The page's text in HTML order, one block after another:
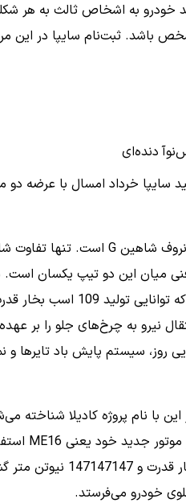
خودرو به اشخاص ثالث به هر
باشد. ثبت‌نام سایپا در این
سایپا خرداد امسال با عرضه
روز، سیستم پایش باد تایرها
خودرو می‌فرستد.